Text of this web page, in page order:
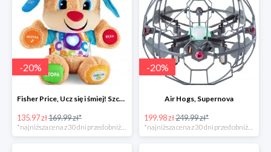
-20%
Fisher Price, Ucz się i śmiej! Szczeniaczek Uczniaczek "Poziomy Nauki"
135.97 zł169.99 zł*
-20%
Air Hogs, Supernova
199.98 zł249.99 zł*